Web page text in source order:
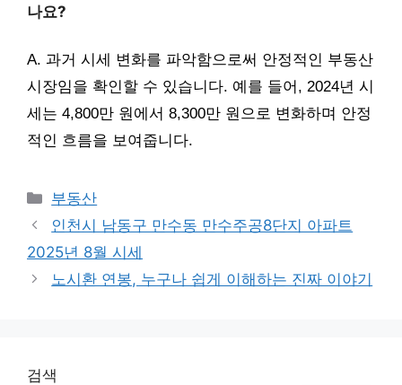
나요?
A. 과거 시세 변화를 파악함으로써 안정적인 부동산
시장임을 확인할 수 있습니다. 예를 들어, 2024년 시
세는 4,800만 원에서 8,300만 원으로 변화하며 안정
적인 흐름을 보여줍니다.
Categories
부동산
인천시 남동구 만수동 만수주공8단지 아파트
2025년 8월 시세
노시환 연봉, 누구나 쉽게 이해하는 진짜 이야기
검색